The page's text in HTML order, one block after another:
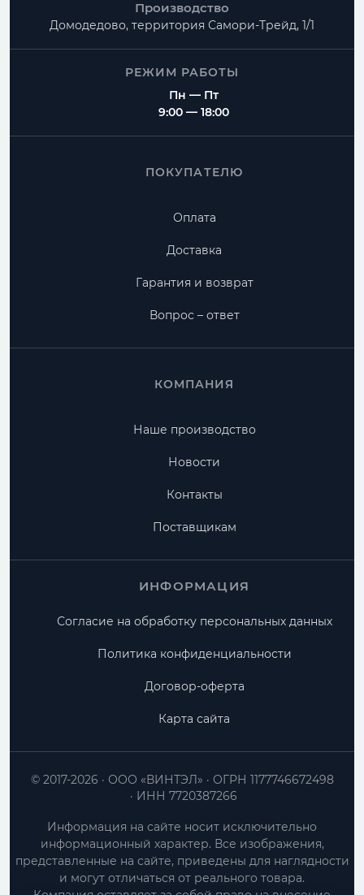
Производство
Домодедово, территория Самори-Трейд, 1/1
РЕЖИМ РАБОТЫ
Пн — Пт
9:00 — 18:00
ПОКУПАТЕЛЮ
Оплата
Доставка
Гарантия и возврат
Вопрос – ответ
КОМПАНИЯ
Наше производство
Новости
Контакты
Поставщикам
ИНФОРМАЦИЯ
Согласие на обработку персональных данных
Политика конфиденциальности
Договор-оферта
Карта сайта
ООО «ВИНТЭЛ»
ОГРН 1177746672498
ИНН 7720387266
© 2017-2026
Информация на сайте носит исключительно
информационный характер. Все изображения,
представленные на сайте, приведены для наглядности
и могут отличаться от реального товара.